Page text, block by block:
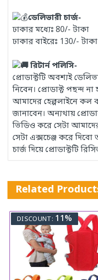
ডেলিভারী চার্জ-
ঢাকার মধ্যেঃ 80/- টাকা
ঢাকার বাইরেঃ 130/- টাকা
রিটার্ন পলিসি-
প্রোডাক্টটি অবশ্যই
নিবেন। প্রোডাক্ট পছন্দ
আমাদের হেল্পলাইনে
জানাবেন। অন্যথায়
ভিডিও করে সেটা
সেটা এক্সচেঞ্জ করে
চার্জ দিয়ে প্রোডাক্টটি
Related
DISCOUNT: 11%